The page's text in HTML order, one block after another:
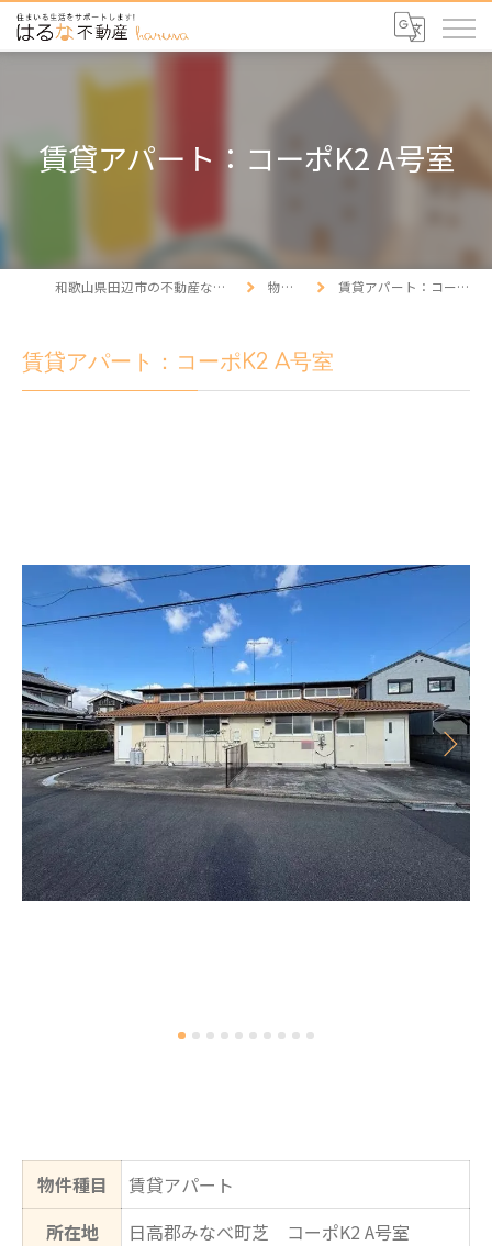
賃貸アパート：コーポK2 A号室
和歌山県田辺市の不動産ならはるな不動産 物件情報 賃貸アパート：コーポK2 A号室
賃貸アパート：コーポK2 A号室
物件種目
賃貸アパート
所在地
日高郡みなべ町芝 コーポK2 A号室